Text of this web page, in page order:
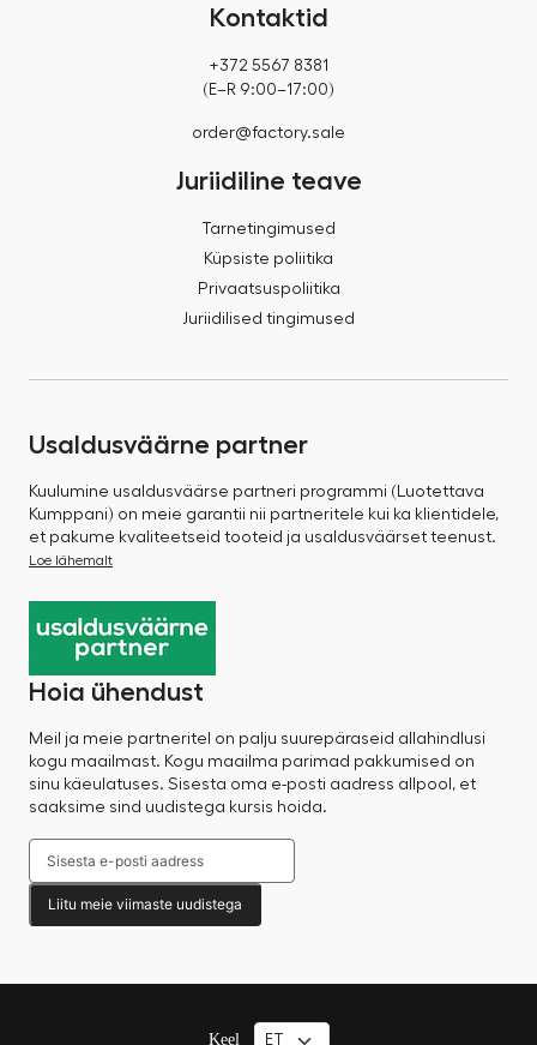
Kontaktid
+372 5567 8381
(E–R 9:00–17:00)
order@factory.sale
Juriidiline teave
Tarnetingimused
Küpsiste poliitika
Privaatsuspoliitika
Juriidilised tingimused
Usaldusväärne partner
Kuulumine usaldusväärse partneri programmi (Luotettava
Kumppani) on meie garantii nii partneritele kui ka klientidele,
et pakume kvaliteetseid tooteid ja usaldusväärset teenust.
Loe lähemalt
Hoia ühendust
Meil ja meie partneritel on palju suurepäraseid allahindlusi
kogu maailmast. Kogu maailma parimad pakkumised on
sinu käeulatuses. Sisesta oma e-posti aadress allpool, et
saaksime sind uudistega kursis hoida.
Liitu meie viimaste uudistega
Keel